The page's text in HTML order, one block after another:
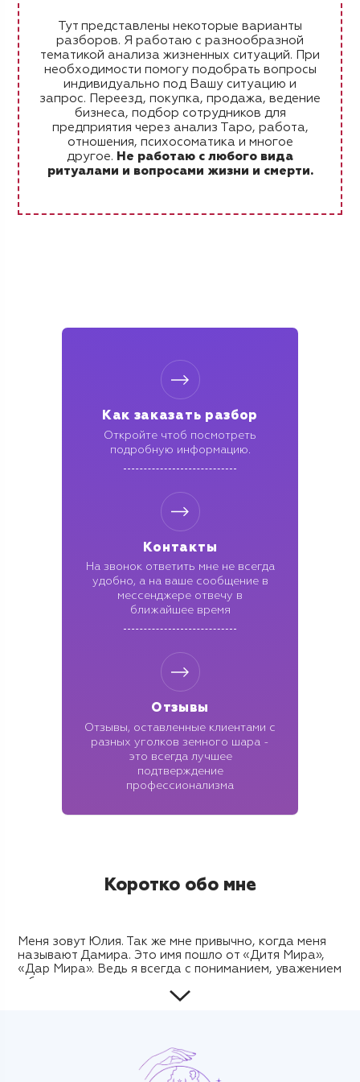
Тут представлены некоторые варианты
разборов. Я работаю с разнообразной
тематикой анализа жизненных ситуаций. При
необходимости помогу подобрать вопросы
индивидуально под Вашу ситуацию и
запрос. Переезд, покупка, продажа, ведение
бизнеса, подбор сотрудников для
предприятия через анализ Таро, работа,
отношения, психосоматика и многое
другое. Не работаю с любого вида
ритуалами и вопросами жизни и смерти.
Как заказать разбор
Откройте чтоб посмотреть
подробную информацию.
Контакты
На звонок ответить мне не всегда
удобно, а на ваше сообщение в
мессенджере отвечу в
ближайшее время
Отзывы
Отзывы, оставленные клиентами с
разных уголков земного шара -
это всегда лучшее
подтверждение
профессионализма
Коротко обо мне
Меня зовут Юлия. Так же мне привычно, когда меня
называют Дамира. Это имя пошло от «Дитя Мира»,
«Дар Мира». Ведь я всегда с пониманием, уважением
и без осуждения отношусь ко всем людям из разных
уголков земли. Каждый из нас индивидуален и
— Я знаю, что каждый из нас Творец своей жизни. А
я- Ваш проводник на этом пути.
— Чтоб распоряжаться своей жизнью грамотно